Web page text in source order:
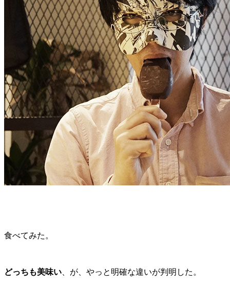
食べてみた。
どっちも美味い 、が、やっと明確な違いが判明した。